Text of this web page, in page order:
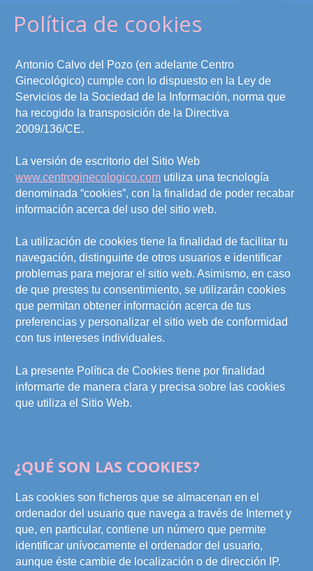
Política de cookies
Antonio Calvo del Pozo (en adelante Centro
Ginecológico) cumple con lo dispuesto en la Ley de
Servicios de la Sociedad de la Información, norma que
ha recogido la transposición de la Directiva
2009/136/CE.
La versión de escritorio del Sitio Web
www.centroginecologico.com utiliza una tecnología
denominada “cookies”, con la finalidad de poder recabar
información acerca del uso del sitio web.
La utilización de cookies tiene la finalidad de facilitar tu
navegación, distinguirte de otros usuarios e identificar
problemas para mejorar el sitio web. Asimismo, en caso
de que prestes tu consentimiento, se utilizarán cookies
que permitan obtener información acerca de tus
preferencias y personalizar el sitio web de conformidad
con tus intereses individuales.
La presente Política de Cookies tiene por finalidad
informarte de manera clara y precisa sobre las cookies
que utiliza el Sitio Web.
¿QUÉ SON LAS COOKIES?
Las cookies son ficheros que se almacenan en el
ordenador del usuario que navega a través de Internet y
que, en particular, contiene un número que permite
identificar unívocamente el ordenador del usuario,
aunque éste cambie de localización o de dirección IP.